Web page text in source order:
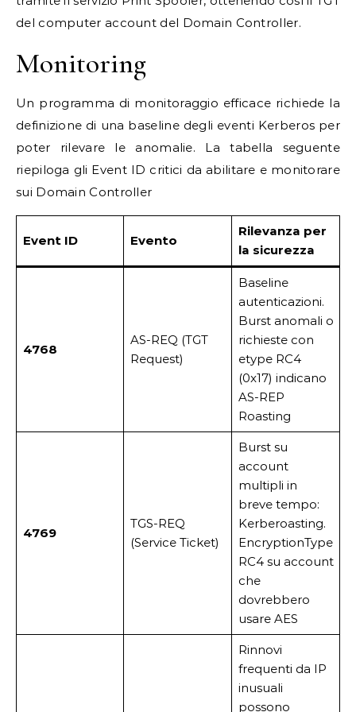
del computer account del Domain Controller.
Monitoring
Un programma di monitoraggio efficace richiede la
definizione di una baseline degli eventi Kerberos per
poter rilevare le anomalie. La tabella seguente
riepiloga gli Event ID critici da abilitare e monitorare
sui Domain Controller
Event ID Evento
Rilevanza per
la sicurezza
4768
AS-REQ (TGT
Request)
Baseline
autenticazioni.
Burst anomali o
richieste con
etype RC4
(0x17) indicano
AS-REP
Roasting
4769
TGS-REQ
(Service Ticket)
Burst su
account
multipli in
breve tempo:
Kerberoasting.
EncryptionType
RC4 su account
che
dovrebbero
usare AES
Rinnovi
frequenti da IP
inusuali
possono